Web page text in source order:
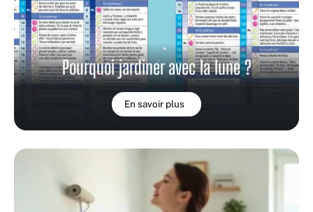
Pourquoi jardiner avec la lune ?
En savoir plus